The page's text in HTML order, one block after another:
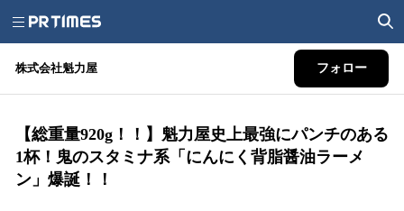
株式会社魁力屋 フォロー
【総重量920g！！】魁力屋史上最強にパンチのある
1杯！鬼のスタミナ系「にんにく背脂醤油ラーメ
ン」爆誕！！